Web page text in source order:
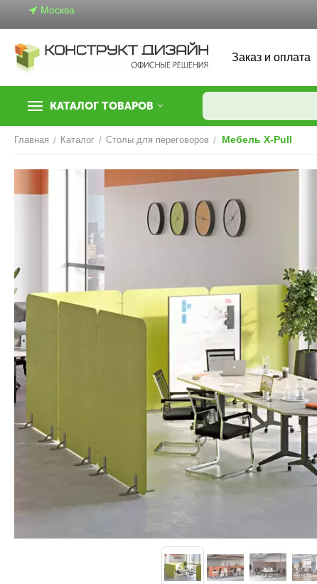
Москва
Заказ и оплата
КАТАЛОГ ТОВАРОВ
Главная / Каталог / Столы для переговоров / Мебель X-Pull